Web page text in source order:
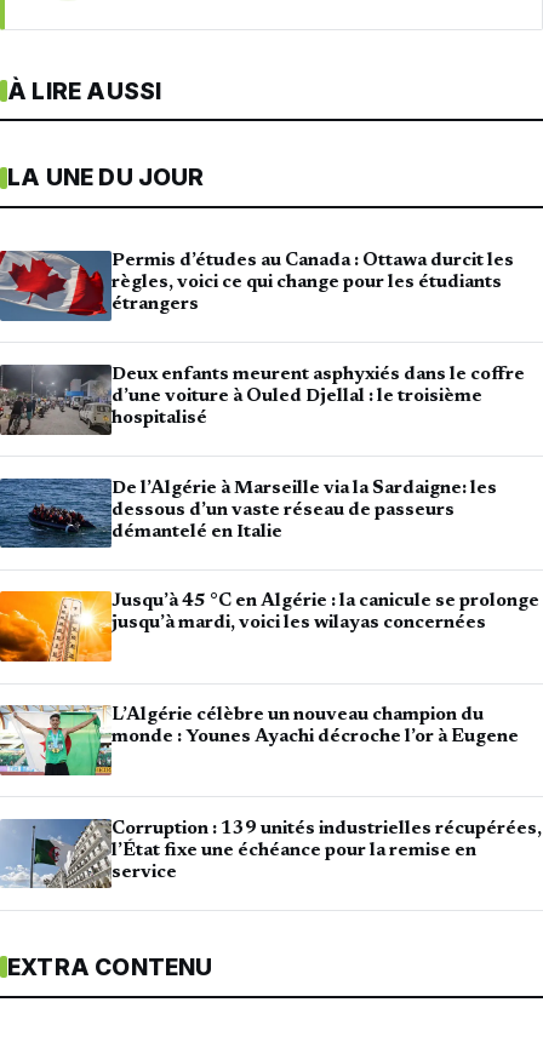
À LIRE AUSSI
LA UNE DU JOUR
Permis d’études au Canada : Ottawa durcit les
règles, voici ce qui change pour les étudiants
étrangers
Deux enfants meurent asphyxiés dans le coffre
d’une voiture à Ouled Djellal : le troisième
hospitalisé
De l’Algérie à Marseille via la Sardaigne: les
dessous d’un vaste réseau de passeurs
démantelé en Italie
Jusqu’à 45 °C en Algérie : la canicule se prolonge
jusqu’à mardi, voici les wilayas concernées
L’Algérie célèbre un nouveau champion du
monde : Younes Ayachi décroche l’or à Eugene
Corruption : 139 unités industrielles récupérées,
l’État fixe une échéance pour la remise en
service
EXTRA CONTENU